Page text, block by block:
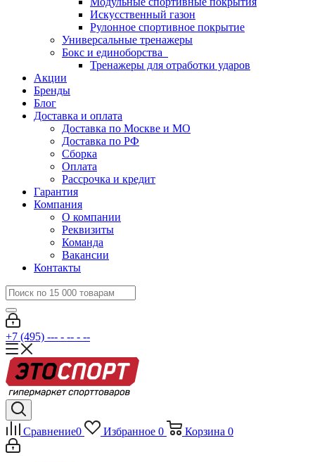
Искусственный газон
Рулонное спортивное покрытие
Универсальные тренажеры
Бокс и единоборства
Тренажеры для отработки ударов
Акции
Бренды
Блог
Доставка и оплата
Доставка по Москве и МО
Доставка по РФ
Сборка
Оплата
Рассрочка и кредит
Гарантия
Компания
О компании
Реквизиты
Команда
Вакансии
Контакты
+7 (495) --- - -- - --
Сравнение0 Избранное 0 Корзина 0